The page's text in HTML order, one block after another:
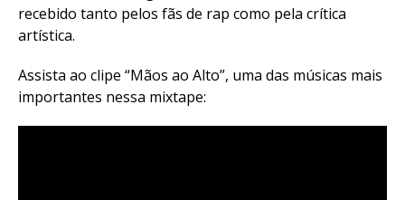
recebido tanto pelos fãs de rap como pela crítica
artística.
Assista ao clipe “Mãos ao Alto”, uma das músicas mais
importantes nessa mixtape: